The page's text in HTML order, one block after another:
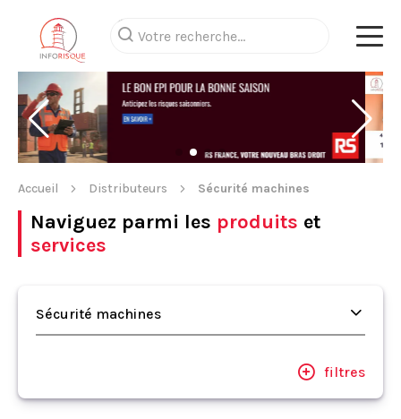
Accueil Distributeurs Sécurité machines
Naviguez parmi les produits et
services
Sécurité machines
filtres